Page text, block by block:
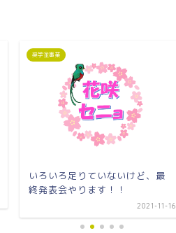
奨学金事業
いろいろ足りていないけど、最
終発表会やります！！
2021-11-16